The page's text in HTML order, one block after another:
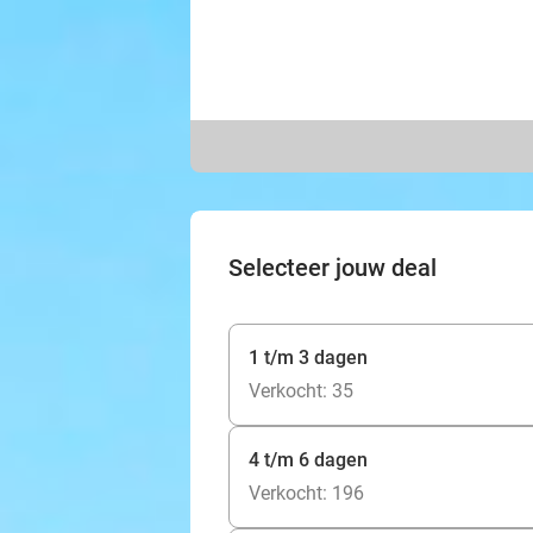
Selecteer jouw deal
1 t/m 3 dagen
Verkocht: 35
4 t/m 6 dagen
Verkocht: 196